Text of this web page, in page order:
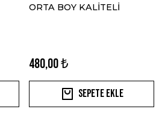
ORTA BOY KALİTELİ
480,00 ₺
Sepete Ekle